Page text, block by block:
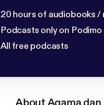
20 hours of audiobooks /
Podcasts only on Podimo
All free podcasts